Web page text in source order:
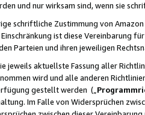
und nur wirksam sind, wenn sie
schriftliche Zustimmung von
ist diese Vereinbarung
Parteien und ihren jeweiligen
jeweils aktuellste Fassung aller
wird und alle anderen
gestellt werden („
Im Falle von Widersprüchen